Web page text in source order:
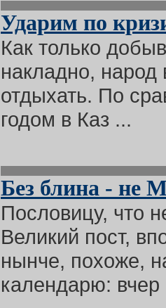
Ударим по
Как только
накладно,
отдыхать. По
годом в Каз ...
Без блина - не
Пословицу, что
Великий пост,
нынче, похоже,
календарю: вчер